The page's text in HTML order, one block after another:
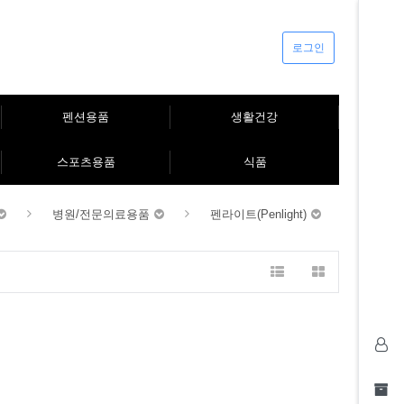
로그인
펜션용품 생활건강
스포츠용품 식품
병원/전문의료용품 펜라이트(Penlight)